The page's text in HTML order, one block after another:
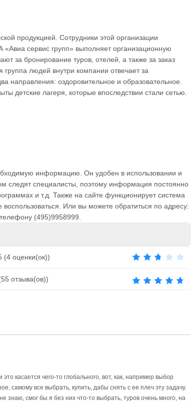
продукцией. Сотрудники этой организации
«Авиа сервис групп» выполняет организационную
за бронирование туров, отелей, а также за заказ
людей внутри компании отвечает за
направления: оздоровительное и образовательное.
детские лагеря, которые впоследствии стали сетью.
информацию. Он удобен в использовании и
следят специалисты, поэтому информация постоянно
и т.д. Также на сайте функционирует система
Или вы можете обратиться по адресу:
(495)9958999.
(4оценки(ок))
55 отзыва(ов))
касается чего-то глобального, вот, как, например выбор
самому все выбрать, купить, дабы снять с ее плеч эту задачу.
знаю, смог бы я без них что-то выбрать, туров очень много, на